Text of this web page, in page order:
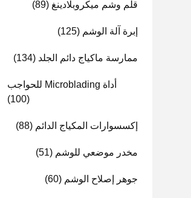
قلم وشم ميكروبلادينغ (89)
إبرة آلة الوشم (125)
ممارسة ماكياج دائم الجلد (134)
أداة Microblading للحواجب
(100)
إكسسوارات المكياج الدائم (88)
مخدر موضعي للوشم (51)
جوهر إصلاح الوشم (60)